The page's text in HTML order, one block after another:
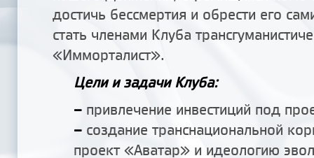
достичь бессмертия и обрести его
стать членами Клуба
«Имморталист».
Цели и задачи Клуба:
– привлечение инвестиций под
– создание транснациональной
проект «Аватар» и идеологию